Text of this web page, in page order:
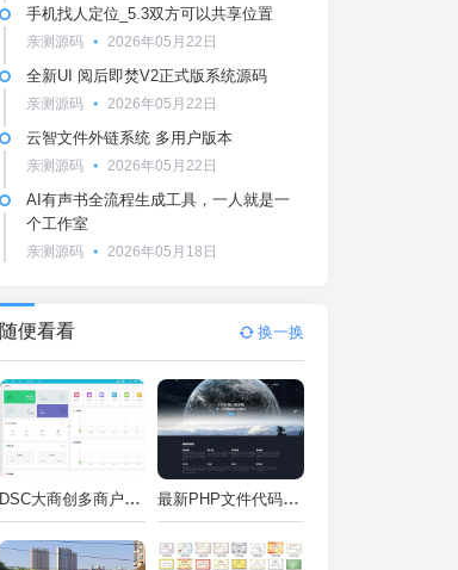
手机找人定位_5.3双方可以共享位置
亲测源码 2026年05月22日
全新UI 阅后即焚V2正式版系统源码
亲测源码 2026年05月22日
云智文件外链系统 多用户版本
亲测源码 2026年05月22日
AI有声书全流程生成工具，一人就是一
个工作室
亲测源码 2026年05月18日
随便看看 换一换
DSC大商创多商户电商系统完整部署教程（附PHP7.4/PHP8兼容修复方案） 最新PHP文件代码加密系统 在线PHP加密系统 全开源 亲测可用